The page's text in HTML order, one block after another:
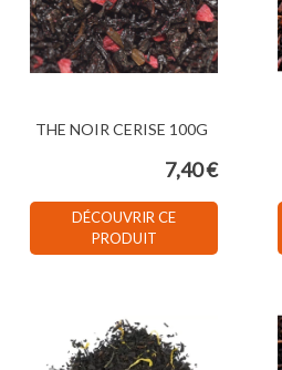
THE NOIR CERISE 100G
7,40 €
DÉCOUVRIR CE
PRODUIT